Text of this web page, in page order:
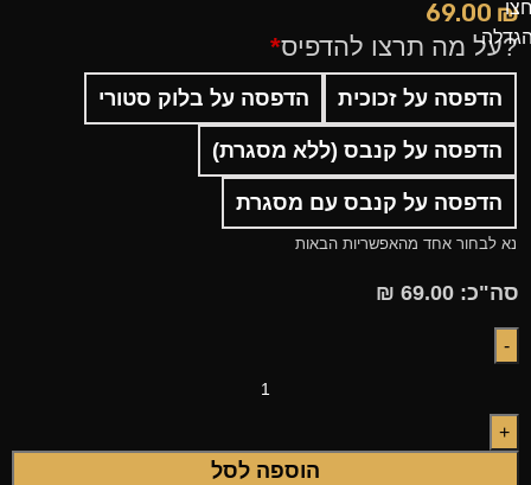
69.00 ₪
?על מה תרצו להדפיס*
הדפסה על זכוכית הדפסה על בלוק סטורי
הדפסה על קנבס (ללא מסגרת)
הדפסה על קנבס עם מסגרת
נא לבחור אחד מהאפשריות הבאות
סה"כ: 69.00
₪
הוספה לסל